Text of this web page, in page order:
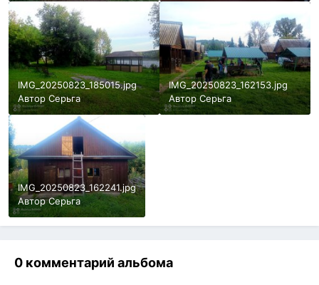
IMG_20250823_185015.jpg
АвторСерьга
IMG_20250823_162153.jpg
Автор Серьга
IMG_20250823_162241.jpg
АвторСерьга
0 комментарий альбома